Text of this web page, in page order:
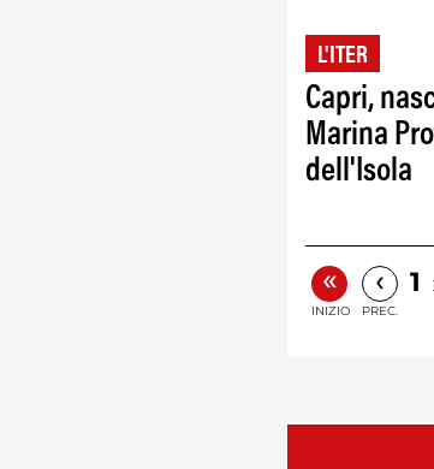
L'ITER
Capri,
Marina
dell'Isola
«
INIZIO
‹
PREC.
1